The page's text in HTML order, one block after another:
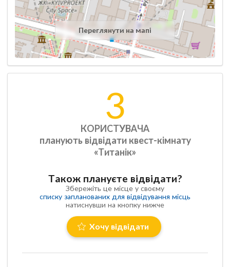
Переглянути на мапі
3
КОРИСТУВАЧА
планують відвідати квест-кімнату
«Титанік»
Також плануєте відвідати?
Збережіть це місце у своєму
списку запланованих для відвідування місць
натиснувши на кнопку нижче
Хочу відвідати